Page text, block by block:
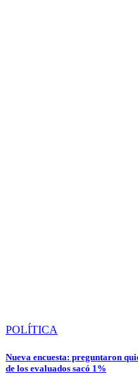
POLÍTICA
Nueva encuesta: preguntaron
de los evaluados sacó 1%